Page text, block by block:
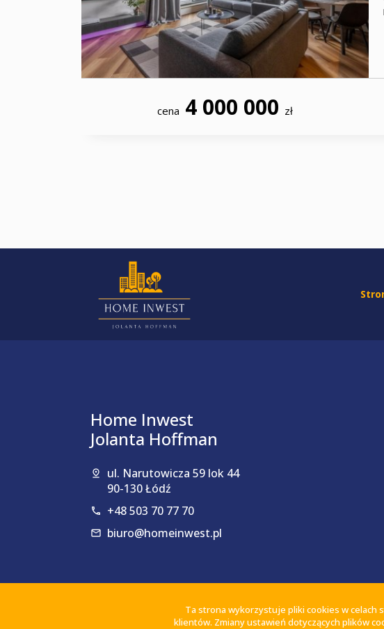
cena 4 000 000 zł
Home Inwest
Jolanta Hoffman
ul. Narutowicza 59 lok 44
90-130 Łódź
+48 503 70 77 70
biuro@homeinwest.pl
Ta strona wykorzystuje pliki cookies w
klientów. Zmiany ustawień dotyczących plików